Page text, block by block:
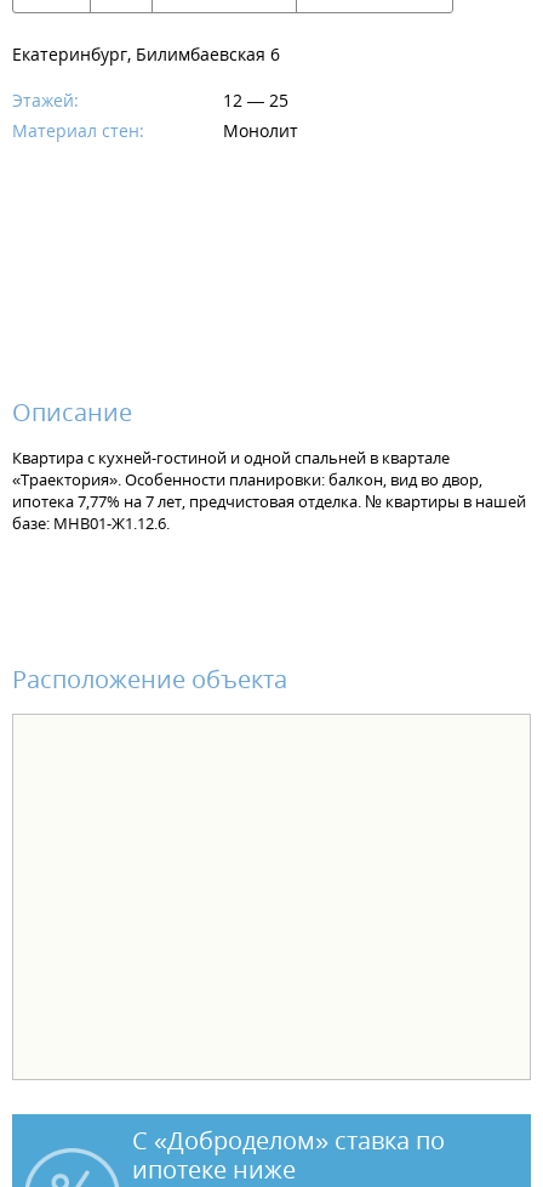
Екатеринбург, Билимбаевская 6
Этажей:
12 — 25
Материал стен:
Монолит
Описание
Квартира с кухней-гостиной и одной спальней в квартале
«Траектория». Особенности планировки: балкон, вид во двор,
ипотека 7,77% на 7 лет, предчистовая отделка. № квартиры в нашей
базе: МНВ01-Ж1.12.6.
Расположение объекта
С «Доброделом» ставка по
ипотеке ниже